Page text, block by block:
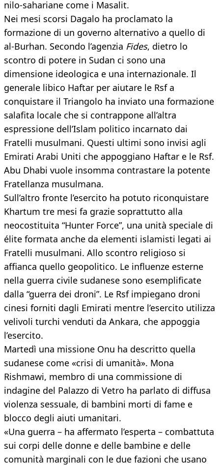
nilo-sahariane come i Masalit.
Nei mesi scorsi Dagalo ha proclamato la
formazione di un governo alternativo a quello di
al-Burhan. Secondo l’agenzia Fides, dietro lo
scontro di potere in Sudan ci sono una
dimensione ideologica e una internazionale. Il
generale libico Haftar per aiutare le Rsf a
conquistare il Triangolo ha inviato una formazione
salafita locale che si contrappone all’altra
espressione dell’Islam politico incarnato dai
Fratelli musulmani. Questi ultimi sono invisi agli
Emirati Arabi Uniti che appoggiano Haftar e le Rsf.
Abu Dhabi vuole insomma contrastare la potente
Fratellanza musulmana.
Sull’altro fronte l’esercito ha potuto riconquistare
Khartum tre mesi fa grazie soprattutto alla
neocostituita “Hunter Force”, una unità speciale di
élite formata anche da elementi islamisti legati ai
Fratelli musulmani. Allo scontro religioso si
affianca quello geopolitico. Le influenze esterne
nella guerra civile sudanese sono esemplificate
dalla “guerra dei droni”. Le Rsf impiegano droni
cinesi forniti dagli Emirati mentre l’esercito utilizza
velivoli turchi venduti da Ankara, che appoggia
l’esercito.
Martedì una missione Onu ha descritto quella
sudanese come «crisi di umanità». Mona
Rishmawi, membro di una commissione di
indagine del Palazzo di Vetro ha parlato di diffusa
violenza sessuale, di bambini morti di fame e
blocco degli aiuti umanitari.
«Una guerra – ha affermato l’esperta – combattuta
sui corpi delle donne e delle bambine e delle
comunità marginali con le due fazioni che usano